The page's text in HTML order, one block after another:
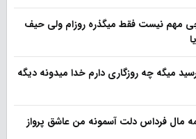
مهم نیست فقط میگذره روزام ولی حیف
میگه چه روزگاری دارم خدا میدونه دیگه
مال فرداس دلت آسمونه من عاشق پرواز